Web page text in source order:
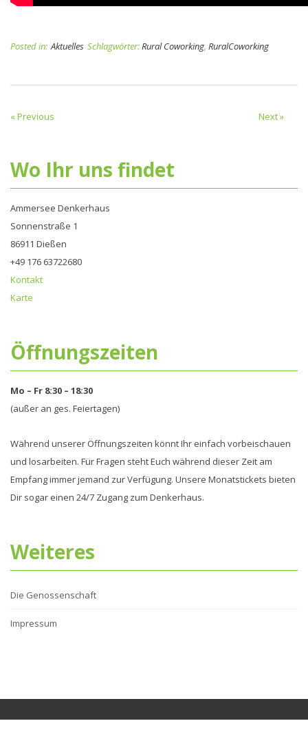
Posted in: Aktuelles Schlagwörter:Rural Coworking, RuralCoworking
« Previous Next »
Wo Ihr uns findet
Ammersee Denkerhaus
Sonnenstraße 1
86911 Dießen
+49 176 63722680‬
Kontakt
Karte
Öffnungszeiten
Mo – Fr 8:30 – 18:30
(außer an ges. Feiertagen)
Während unserer Öffnungszeiten könnt Ihr einfach vorbeischauen
und losarbeiten. Für Fragen steht Euch während dieser Zeit am
Empfang immer jemand zur Verfügung. Unsere Monatstickets bieten
Dir sogar einen 24/7 Zugang zum Denkerhaus.
Weiteres
Die Genossenschaft
Impressum